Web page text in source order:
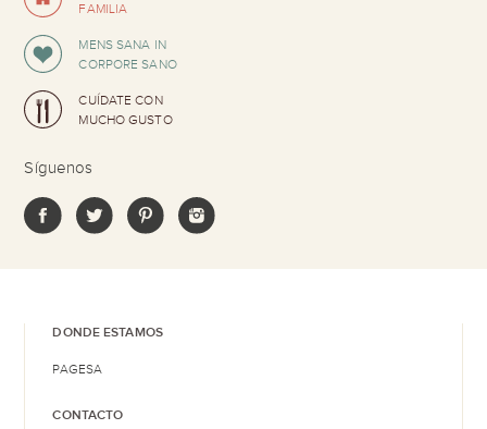
FAMILIA
MENS SANA IN
CORPORE SANO
CUÍDATE CON
MUCHO GUSTO
Síguenos
DONDE ESTAMOS
PAGESA
CONTACTO